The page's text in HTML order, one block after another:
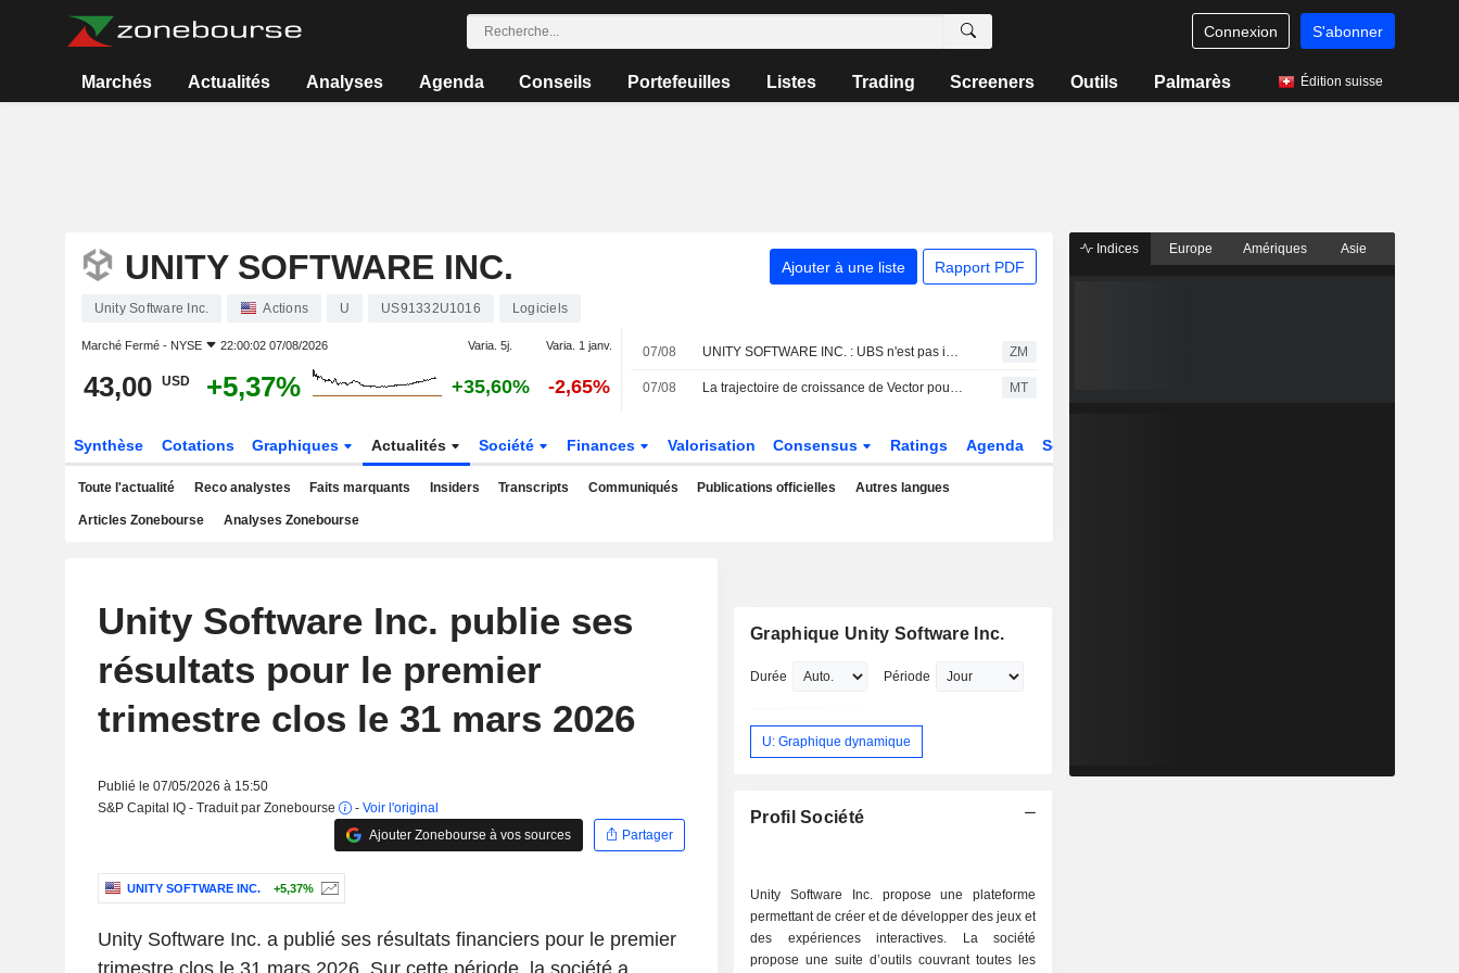
Connexion S'abonner
Marchés Actualités Analyses Agenda Conseils Portefeuilles Listes Trading Screeners Outils Palmarès Édition suisse
UNITY SOFTWARE INC. Ajouter à une liste Rapport PDF
Unity Software Inc. Actions U US91332U1016 Logiciels
Marché Fermé - NYSE 22:00:02 07/08/2026 Varia. 5j. Varia. 1 janv.
43,00 USD +5,37% +35,60% -2,65%
07/08 UNITY SOFTWARE INC. : UBS n'est pas inspiré par le dossier ZM
07/08 La trajectoire de croissance de Vector pour Unity Software jugée durable jusqu'à fin 2027, selon BofA MT
Synthèse Cotations Graphiques Actualités Société Finances Valorisation Consensus Ratings Agenda Secteur
Toute l'actualité Reco analystes Faits marquants Insiders Transcripts Communiqués Publications officielles Autres langues
Articles Zonebourse Analyses Zonebourse
Unity Software Inc. publie ses
résultats pour le premier
trimestre clos le 31 mars 2026
Publié le 07/05/2026 à 15:50
S&P Capital IQ - Traduit par Zonebourse
- Voir l'original
Ajouter Zonebourse à vos sources
Partager
UNITY SOFTWARE INC. +5,37%
Unity Software Inc. a publié ses résultats financiers pour le premier
Graphique Unity Software Inc.
Durée Période
U: Graphique dynamique
Profil Société
Unity Software Inc. propose une plateforme
permettant de créer et de développer des jeux et
des expériences interactives. La société
propose une suite d’outils couvrant toutes les
Indices Europe Amériques Asie